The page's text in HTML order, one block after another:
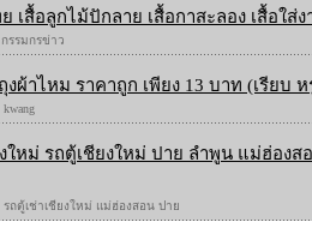
เสื้อลูกไม้ปักลาย เสื้อกาสะลอง เสื้อใ
รรมกรข่าว
งผ้าไหม ราคาถูก เพียง 13 บาท (เรียบ
ใหม่ รถตู้เชียงใหม่ ปาย ลำพูน แม่ฮ่องส
รถตู้เช่าเชียงใหม่ แม่ฮ่องสอน ปาย